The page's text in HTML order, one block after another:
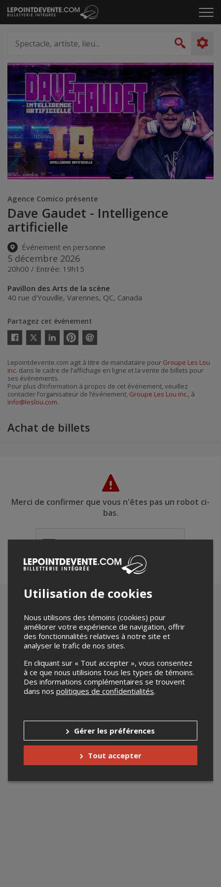
Passer
au
le
artiste,
lieu...
Agence Comico présente
Dave Gaudet - Intelligence
artificielle
Événement en personne
5 décembre 2026
20h00 / Entrée: 19h15
Pavillon des Arts de la scène
40 rue d'Youville, Varennes, QC, Canada
Partagez cet événement
Twitter
courriel
Lepointdevente.com agit à titre de mandataire pour Groupe Les Lou
inc. dans le cadre de l’affichage en ligne et la vente de billets pour
ses événements.
Pour plus d’information à propos de cet événement, veuillez
contacter l’organisateur de l’événement, Groupe Les Lou inc., à
info@leslou.com.
Achat de billets
Merci de confirmer que vous n'êtes pas un robot ci-
bas.
Utilisation de cookies
Nous utilisons des témoins (cookies) pour
améliorer votre expérience de navigation, offrir
des fonctionnalités relatives à notre site et
analyser le trafic de nos sites.
En cliquant sur « Tout accepter », vous consentez
à ce que nous utilisions tous les types de témoins.
Des informations complémentaires se trouvent
dans nos politiques de confidentialités.
Gérer les préférences
Tout accepter